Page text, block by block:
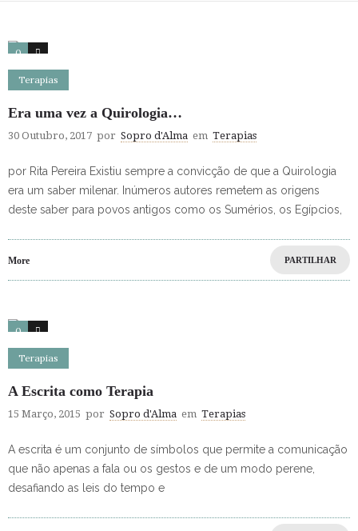
0 3
Terapias
Era uma vez a Quirologia…
30 Outubro, 2017 por Sopro d'Alma em Terapias
por Rita Pereira Existiu sempre a convicção de que a Quirologia
era um saber milenar. Inúmeros autores remetem as origens
deste saber para povos antigos como os Sumérios, os Egípcios,
More PARTILHAR
0 0
Terapias
A Escrita como Terapia
15 Março, 2015 por Sopro d'Alma em Terapias
A escrita é um conjunto de símbolos que permite a comunicação
que não apenas a fala ou os gestos e de um modo perene,
desafiando as leis do tempo e